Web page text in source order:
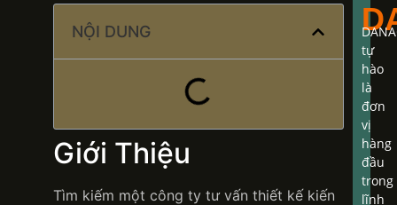
NỘI DUNG
Giới Thiệu
Tìm kiếm một công ty tư vấn thiết kế kiến
tự
hào
là
đơn
vị
hàng
đầu
trong
lĩnh